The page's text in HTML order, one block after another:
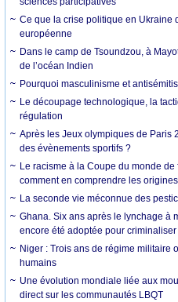
Ce que la crise politique en Ukraine
européenne
Dans le camp de Tsoundzou, à
de l’océan Indien
Pourquoi masculinisme et
Le découpage technologique, la
régulation
Après les Jeux olympiques de Paris
des évènements sportifs ?
Le racisme à la Coupe du monde
comment en comprendre les origines
La seconde vie méconnue des
Ghana. Six ans après le lynchage à
encore été adoptée pour
Niger : Trois ans de régime militaire
humains
Une évolution mondiale liée aux
direct sur les communautés LBQT